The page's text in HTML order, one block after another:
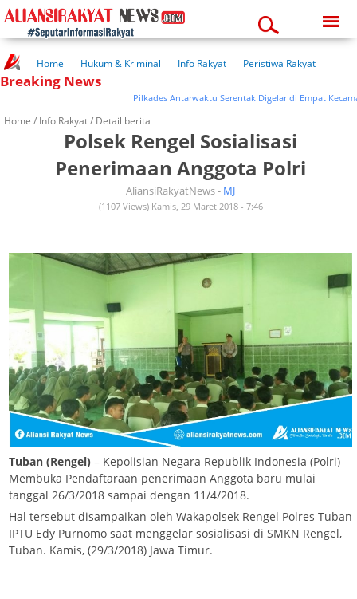
03:34:03 pm
Home Hukum & Kriminal Info Rakyat
Peristiwa Rakyat
Kuliner Rakyat
Wisata Rakyat
Breaking News
Pilkades Antarwaktu Serentak Digelar di Empat Kecamatan
Home / Info Rakyat/ Detail berita
Polsek Rengel Sosialisasi
Penerimaan Anggota Polri
AliansiRakyatNews - MJ
(1107 Views) Kamis, 29 Maret 2018 - 7:46
Tuban (Rengel) – Kepolisian Negara Republik Indonesia (Polri)
Membuka Pendaftaraan penerimaan Anggota baru mulai
tanggal 26/3/2018 sampai dengan 11/4/2018.
Hal tersebut disampaikan oleh Wakapolsek Rengel Polres Tuban
IPTU Edy Purnomo saat menggelar sosialisasi di SMKN Rengel,
Tuban. Kamis, (29/3/2018) Jawa Timur.